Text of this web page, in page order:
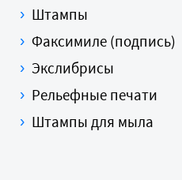
Штампы
Факсимиле (подпись)
Экслибрисы
Рельефные печати
Штампы для мыла